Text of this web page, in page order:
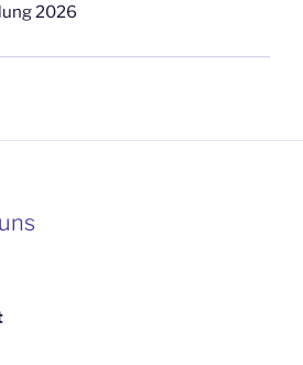
2026